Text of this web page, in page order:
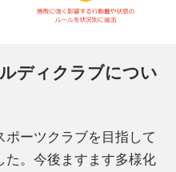
ディクラブについ
ーツクラブを目指して
た。今後ますます多様化